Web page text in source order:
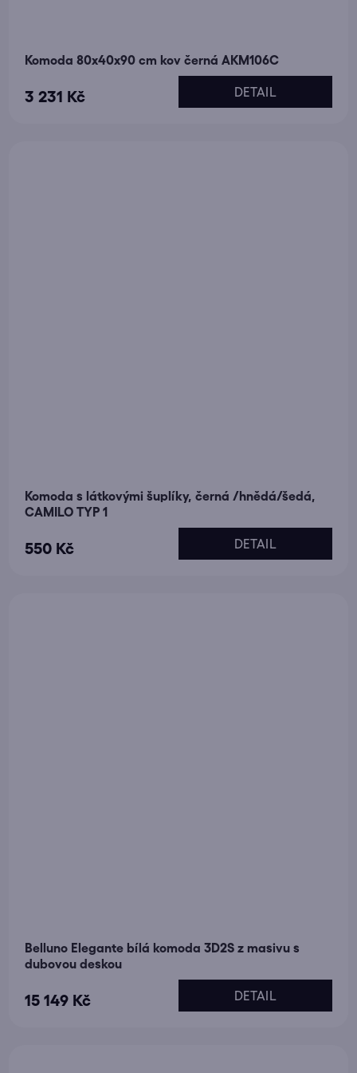
Komoda 80x40x90 cm kov černá AKM106C
3 231 Kč DETAIL
Komoda s látkovými šuplíky, černá /hnědá/šedá,
CAMILO TYP 1
550 Kč DETAIL
Belluno Elegante bílá komoda 3D2S z masivu s
dubovou deskou
15 149 Kč DETAIL